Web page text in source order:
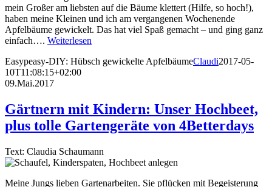
mein Großer am liebsten auf die Bäume klettert (Hilfe, so hoch!),
haben meine Kleinen und ich am vergangenen Wochenende
Apfelbäume gewickelt. Das hat viel Spaß gemacht – und ging ganz
einfach…. Weiterlesen
Easypeasy-DIY: Hübsch gewickelte ApfelbäumeClaudi2017-05-
10T11:08:15+02:00
09.Mai.2017
Gärtnern mit Kindern: Unser Hochbeet,
plus tolle Gartengeräte von 4Betterdays
Text: Claudia Schaumann
Meine Jungs lieben Gartenarbeiten. Sie pflücken mit Begeisterung